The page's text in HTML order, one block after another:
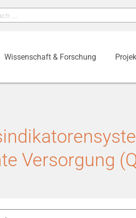
Wissenschaft & Forschung
Versorgung